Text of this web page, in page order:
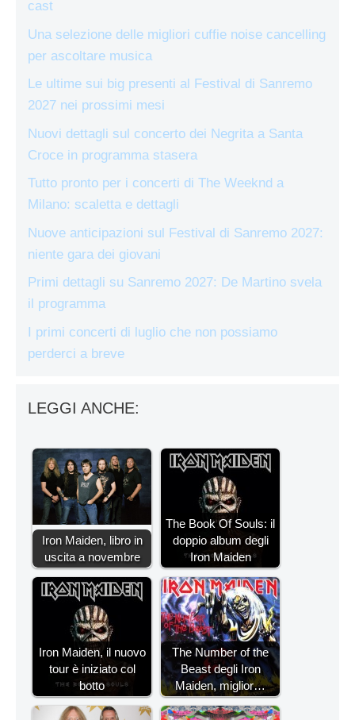
cast
Una selezione delle migliori cuffie noise cancelling
per ascoltare musica
Le ultime sui big presenti al Festival di Sanremo
2027 nei prossimi mesi
Nuovi dettagli sul concerto dei Negrita a Santa
Croce in programma stasera
Tutto pronto per i concerti di The Weeknd a
Milano: scaletta e dettagli
Nuove anticipazioni sul Festival di Sanremo 2027:
niente gara dei giovani
Primi dettagli su Sanremo 2027: De Martino svela
il programma
I primi concerti di luglio che non possiamo
perderci a breve
LEGGI ANCHE:
Iron Maiden, libro in
uscita a novembre
The Book Of Souls: il
doppio album degli
Iron Maiden
Iron Maiden, il nuovo
tour è iniziato col
botto
The Number of the
Beast degli Iron
Maiden, miglior…